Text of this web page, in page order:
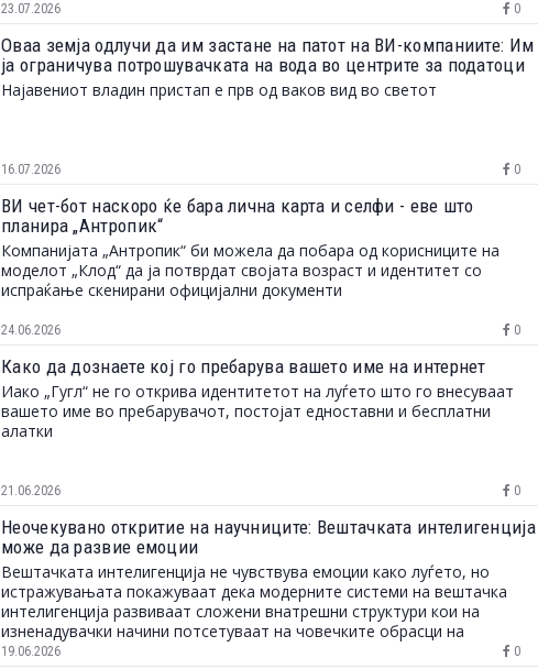
23.07.2026 0
Оваа земја одлучи да им застане на патот на ВИ-компаниите: Им
ја ограничува потрошувачката на вода во центрите за податоци
Најавениот владин пристап е прв од ваков вид во светот
16.07.2026 0
ВИ чет-бот наскоро ќе бара лична карта и селфи - еве што
планира „Антропик“
Компанијата „Антропик“ би можела да побара од корисниците на
моделот „Клод“ да ја потврдат својата возраст и идентитет со
испраќање скенирани официјални документи
24.06.2026 0
Како да дознаете кој го пребарува вашето име на интернет
Иако „Гугл“ не го открива идентитетот на луѓето што го внесуваат
вашето име во пребарувачот, постојат едноставни и бесплатни
алатки
21.06.2026 0
Неочекувано откритие на научниците: Вештачката интелигенција
може да развие емоции
Вештачката интелигенција не чувствува емоции како луѓето, но
истражувањата покажуваат дека модерните системи на вештачка
интелигенција развиваат сложени внатрешни структури кои на
изненадувачки начини потсетуваат на човечките обрасци на
размислување и однесување.
19.06.2026 0